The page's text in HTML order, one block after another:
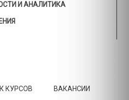
И АНАЛИТИКА
КУРСОВ ВАКАНСИИ